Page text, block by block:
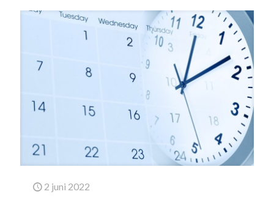
2 juni 2022